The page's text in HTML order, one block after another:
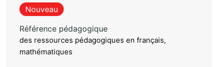
Nouveau
Référence pédagogique
des ressources pédagogiques en français,
mathématiques